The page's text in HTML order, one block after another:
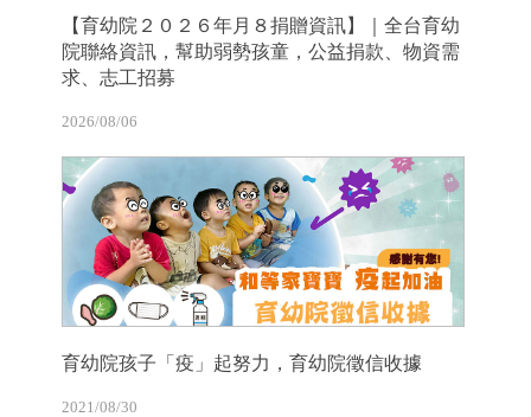
【育幼院２０２６年月８捐贈資訊】｜全台育幼
院聯絡資訊，幫助弱勢孩童，公益捐款、物資需
求、志工招募
2026/08/06
育幼院孩子「疫」起努力，育幼院徵信收據
2021/08/30